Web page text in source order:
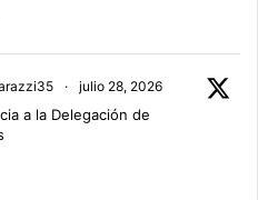
· julio 28, 2026
a la Delegación de